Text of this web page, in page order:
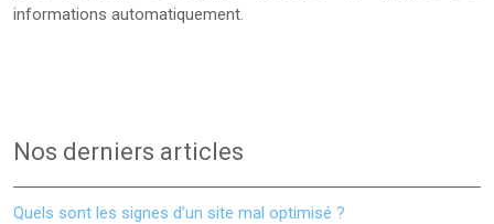
informations automatiquement.
Nos derniers articles
Quels sont les signes d’un site mal optimisé ?